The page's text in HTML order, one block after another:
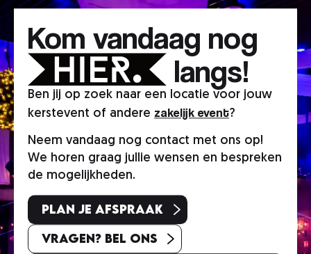
Kom vandaag nog
langs!
Ben jij op zoek naar een locatie voor jouw
kerstevent of andere zakelijk event?
Neem vandaag nog contact met ons op!
We horen graag jullie wensen en bespreken
de mogelijkheden.
Plan je afspraak
Vragen? Bel ons